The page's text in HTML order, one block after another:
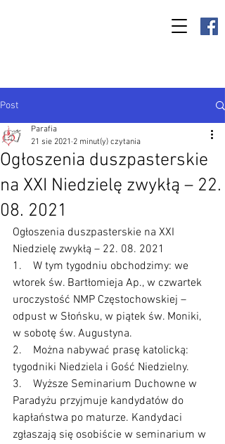
Post
Ogłoszenia duszpasterskie
na XXI Niedzielę zwykłą – 22.
08. 2021
Parafia
21 sie 2021 2 minut(y) czytania
Ogłoszenia duszpasterskie na XXI
Niedzielę zwykłą – 22. 08. 2021
1.    W tym tygodniu obchodzimy: we
wtorek św. Bartłomieja Ap., w czwartek
uroczystość NMP Częstochowskiej –
odpust w Słońsku, w piątek św. Moniki,
w sobotę św. Augustyna.
2.    Można nabywać prasę katolicką:
tygodniki Niedziela i Gość Niedzielny.
3.    Wyższe Seminarium Duchowne w
Paradyżu przyjmuje kandydatów do
kapłaństwa po maturze. Kandydaci
zgłaszają się osobiście w seminarium w